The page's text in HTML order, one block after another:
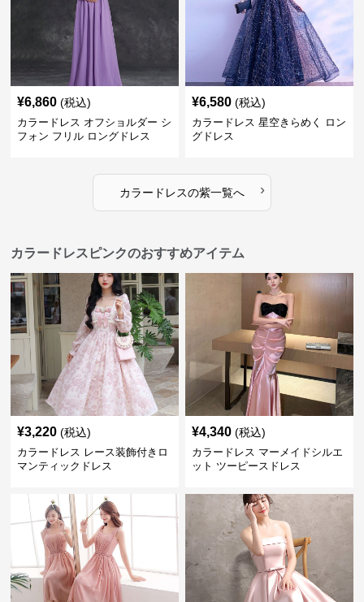
¥6,860 (税込)
カラードレス オフショルダー シ
フォン フリル ロングドレス
¥6,580 (税込)
カラードレス 星空きらめく ロン
グドレス
カラードレスの紫一覧へ ›
カラードレスピンクのおすすめアイテム
¥3,220 (税込)
カラードレス レース装飾付きロ
マンティックドレス
¥4,340 (税込)
カラードレス マーメイドシルエ
ット ツーピースドレス